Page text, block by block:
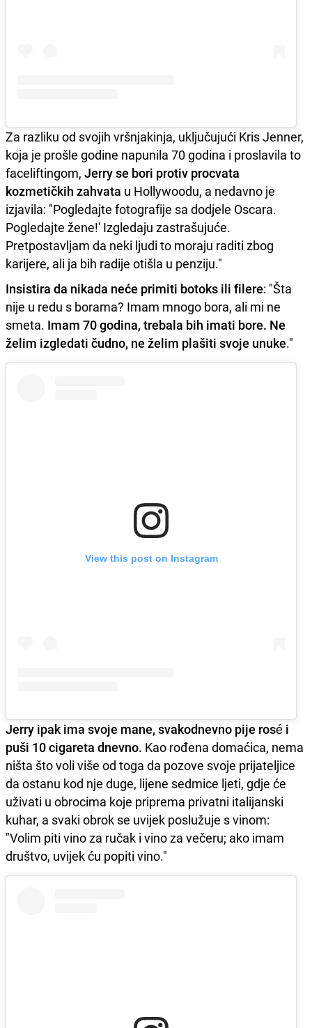
Za razliku od svojih vršnjakinja, uključujući Kris Jenner,
koja je prošle godine napunila 70 godina i proslavila to
faceliftingom, Jerry se bori protiv procvata
kozmetičkih zahvata u Hollywoodu, a nedavno je
izjavila: "Pogledajte fotografije sa dodjele Oscara.
Pogledajte žene!' Izgledaju zastrašujuće.
Pretpostavljam da neki ljudi to moraju raditi zbog
karijere, ali ja bih radije otišla u penziju."
Insistira da nikada neće primiti botoks ili filere: "Šta
nije u redu s borama? Imam mnogo bora, ali mi ne
smeta. Imam 70 godina, trebala bih imati bore. Ne
želim izgledati čudno, ne želim plašiti svoje unuke."
View this post on Instagram
Jerry ipak ima svoje mane, svakodnevno pije rosé i
puši 10 cigareta dnevno. Kao rođena domaćica, nema
ništa što voli više od toga da pozove svoje prijateljice
da ostanu kod nje duge, lijene sedmice ljeti, gdje će
uživati ​​u obrocima koje priprema privatni italijanski
kuhar, a svaki obrok se uvijek poslužuje s vinom:
"Volim piti vino za ručak i vino za večeru; ako imam
društvo, uvijek ću popiti vino."